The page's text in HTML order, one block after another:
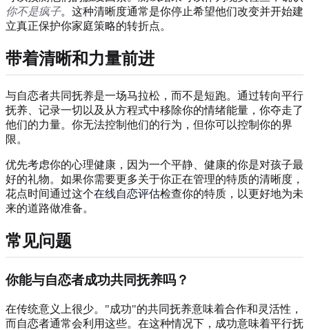
你不是疯子。这种清晰度通常是你停止希望他们改变并开始建
立真正保护你家庭策略的转折点。
带着清晰和力量前进
与自恋者共同抚养是一场马拉松，而不是短跑。通过转向平行
抚养、记录一切以及从方程式中移除你的情绪能量，你夺走了
他们的力量。你无法控制他们的行为，但你可以控制你的界
限。
优先考虑你的心理健康，因为一个平静、健康的你是对孩子最
好的礼物。如果你需要更多关于你正在管理的特质的清晰度，
花点时间通过这个在线自恋评估检查你的特质，以更好地为未
来的道路做准备。
常见问题
你能与自恋者成功共同抚养吗？
在传统意义上很少。"成功"的共同抚养意味着合作和灵活性，
而自恋者通常会利用这些。在这种情况下，成功意味着平行抚